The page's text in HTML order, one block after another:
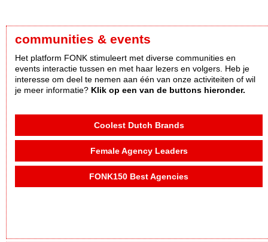
communities & events
Het platform FONK stimuleert met diverse communities en
events interactie tussen en met haar lezers en volgers. Heb je
interesse om deel te nemen aan één van onze activiteiten of wil
je meer informatie? Klik op een van de buttons hieronder.
Coolest Dutch Brands
Female Agency Leaders
FONK150 Best Agencies